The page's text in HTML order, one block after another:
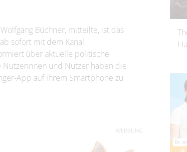
Büchner, mitteilte, ist das
sofort mit dem Kanal
über aktuelle politische
und Nutzer haben die
App auf ihrem Smartphone zu
WERBUNG